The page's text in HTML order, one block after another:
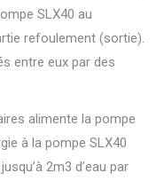
SLX40 au
refoulement (sortie).
entre eux par des
alimente la pompe
à la pompe SLX40
2m3 d’eau par